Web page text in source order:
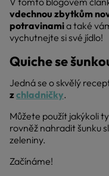
vdechnou zbytkům
potravinamia také
vychutnejte si své jídlo!
Quiche se
Jedná se o skvělý
zchladničky.
Můžete použít jakýkoli
rovněž nahradit šunku
zeleniny.
Začínáme!